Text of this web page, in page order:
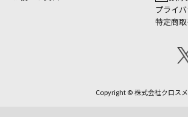
プライ
特定商
Copyright © 株式会社クロス